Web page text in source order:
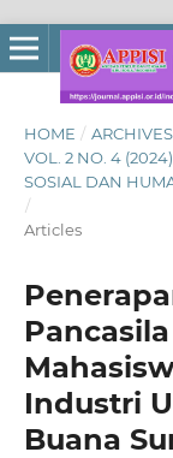
HOME / ARCHIVES
VOL. 2 NO. 4
SOSIAL DAN
/
Articles
Industri
Buana